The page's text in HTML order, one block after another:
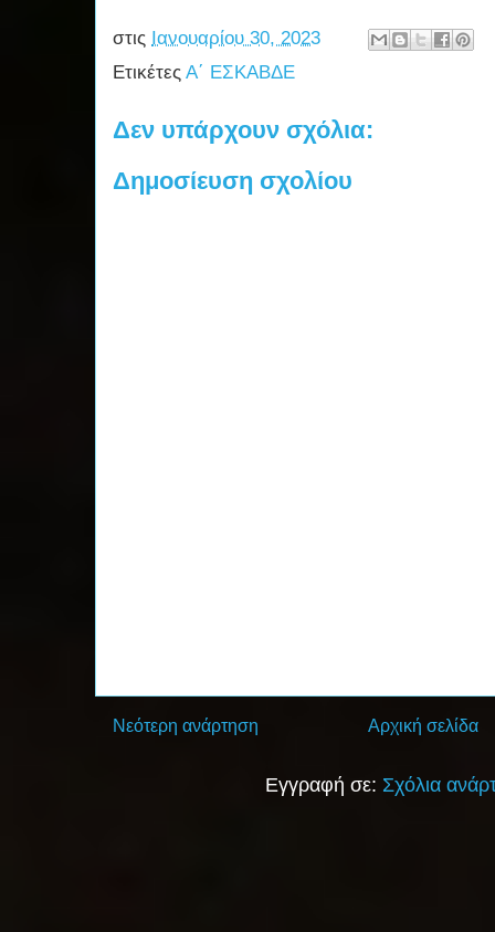
στις Ιανουαρίου 30, 2023
Ετικέτες Α΄ ΕΣΚΑΒΔΕ
Δεν υπάρχουν σχόλια:
Δημοσίευση σχολίου
Νεότερη ανάρτηση Αρχική σελίδα
Εγγραφή σε: Σχόλια